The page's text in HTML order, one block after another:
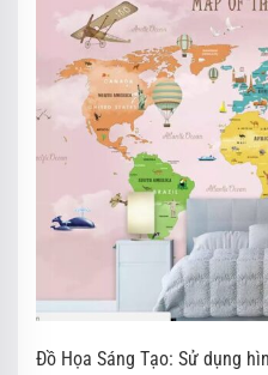
Đồ Họa Sáng Tạo: Sử dụng